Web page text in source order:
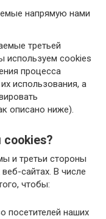
напрямую нами
третьей
используем cookies
процесса
использования, а
описано ниже).
и третьи стороны
сайтах. В числе
чтобы:
посетителей наших